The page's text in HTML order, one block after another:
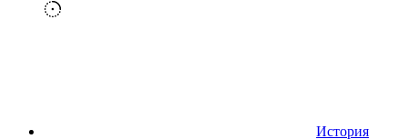
История